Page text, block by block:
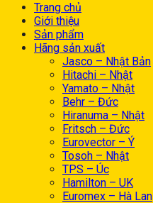
Trang chủ
Giới thiệu
Sản phẩm
Hãng sản xuất
Jasco – Nhật Bản
Hitachi – Nhật
Yamato – Nhật
Behr – Đức
Hiranuma – Nhật
Fritsch – Đức
Eurovector – Ý
Tosoh – Nhật
TPS – Úc
Hamilton – UK
Euromex – Hà Lan